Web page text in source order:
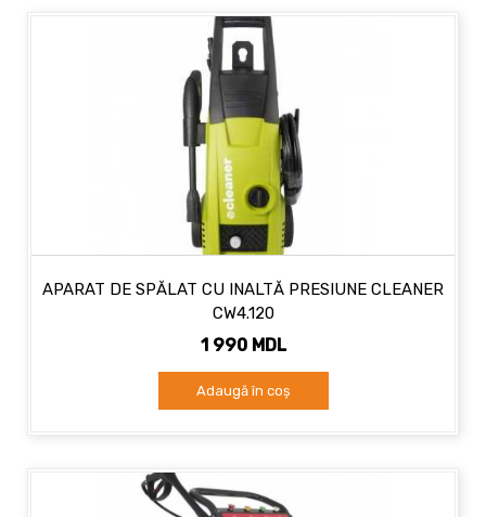
APARAT DE SPĂLAT CU INALTĂ PRESIUNE CLEANER
CW4.120
1 990 MDL
Adaugă în coș